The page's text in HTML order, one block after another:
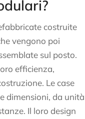
costruite
vengono poi
sul posto.
efficienza,
Le case
dimensioni, da unità
Il loro design